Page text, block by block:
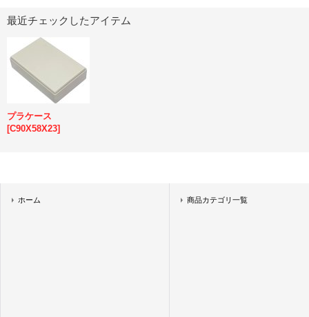
最近チェックしたアイテム
プラケース
[C90X58X23]
ホーム 商品カテゴリ一覧